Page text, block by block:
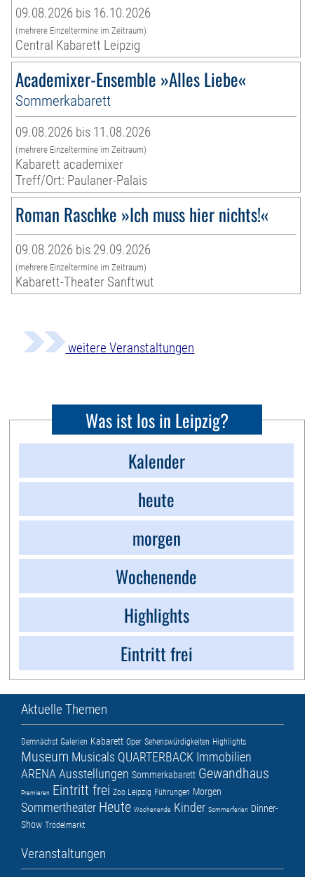
09.08.2026 bis 16.10.2026
(mehrere Einzeltermine im Zeitraum)
Central Kabarett Leipzig
Academixer-Ensemble »Alles Liebe«
Sommerkabarett
09.08.2026 bis 11.08.2026
(mehrere Einzeltermine im Zeitraum)
Kabarett academixer
Treff/Ort: Paulaner-Palais
Roman Raschke »Ich muss hier nichts!«
09.08.2026 bis 29.09.2026
(mehrere Einzeltermine im Zeitraum)
Kabarett-Theater Sanftwut
weitere Veranstaltungen
Was ist los in Leipzig?
Kalender
heute
morgen
Wochenende
Highlights
Eintritt frei
Aktuelle Themen
Demnächst Galerien Kabarett Oper Sehenswürdigkeiten Highlights
Museum Musicals QUARTERBACK Immobilien
ARENA Ausstellungen Sommerkabarett Gewandhaus
Premieren Eintritt frei Zoo Leipzig Führungen Morgen
Sommertheater Heute Wochenende Kinder Sommerferien Dinner-
Show Trödelmarkt
Veranstaltungen